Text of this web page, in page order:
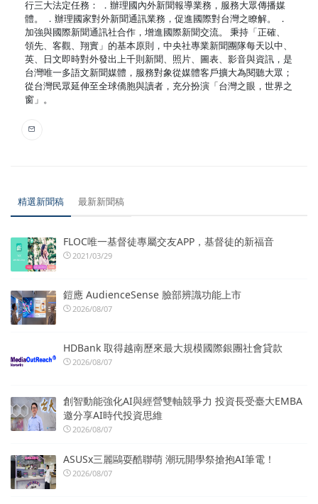
行三大法定任務： ．辦理國內外新聞報導業務，服務大眾傳播媒
體。 ．辦理國家對外新聞通訊業務，促進國際對台灣之瞭解。 ．
加強與國際新聞通訊社合作，增進國際新聞交流。 秉持「正確、
領先、客觀、翔實」的基本原則，中央社專業新聞團隊每天以中、
英、日文即時對外發出上千則新聞、照片、圖表、影音與資訊，是
台灣唯一多語文新聞媒體，服務對象從媒體客戶擴大為閱聽大眾；
從台灣民眾延伸至全球僑胞與讀者，充分扮演「台灣之眼，世界之
窗」。
精選新聞稿 最新新聞稿
FLOC唯一基督徒專屬交友APP，基督徒的新福音
2021/03/29
鎧應 AudienceSense 臉部辨識功能上市
2026/08/07
HDBank 取得越南歷來最大規模國際銀團社會貸款
2026/08/07
創智動能強化AI與經營雙軸競爭力 投資長受臺大EMBA
邀分享AI時代投資思維
2026/08/07
ASUSx三麗鷗耍酷聯萌 潮玩開學祭搶抱AI筆電！
2026/08/07